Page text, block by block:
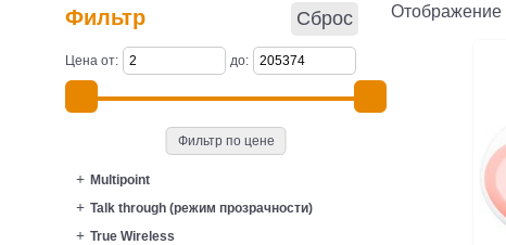
Фильтр Сброс
Цена от: до:
Фильтр по цене
Multipoint
Talk through (режим прозрачности)
True Wireless
Отображение